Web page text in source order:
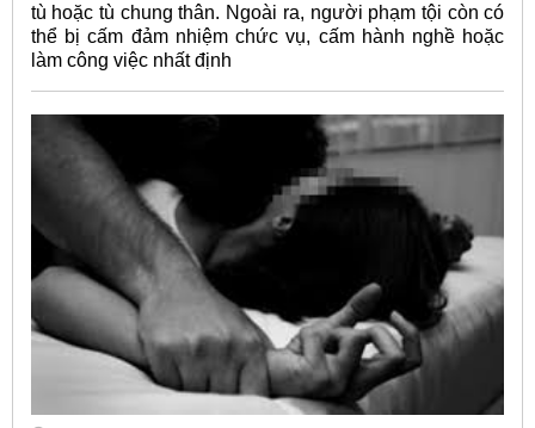
tù hoặc tù chung thân. Ngoài ra, người phạm tội còn có
thể bị cấm đảm nhiệm chức vụ, cấm hành nghề hoặc
làm công việc nhất định